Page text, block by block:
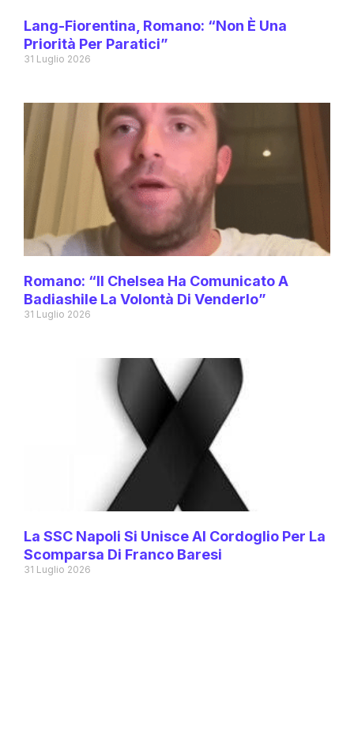
Lang-Fiorentina, Romano: “Non È Una
Priorità Per Paratici”
31 Luglio 2026
Romano: “Il Chelsea Ha Comunicato A
Badiashile La Volontà Di Venderlo”
31 Luglio 2026
La SSC Napoli Si Unisce Al Cordoglio Per La
Scomparsa Di Franco Baresi
31 Luglio 2026